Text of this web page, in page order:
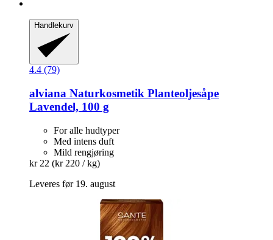
Handlekurv
4.4 (79)
alviana Naturkosmetik Planteoljesåpe
Lavendel, 100 g
For alle hudtyper
Med intens duft
Mild rengjøring
kr 22 (kr 220 / kg)
Leveres før 19. august